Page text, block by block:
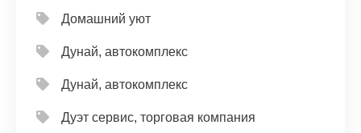
Домашний уют
Дунай, автокомплекс
Дунай, автокомплекс
Дуэт сервис, торговая компания